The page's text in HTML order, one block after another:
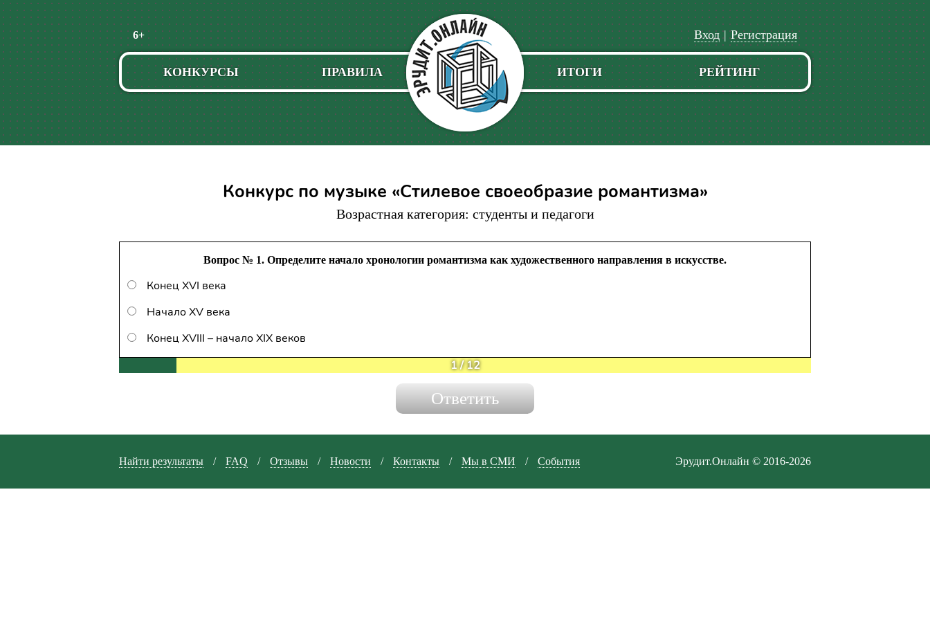
6+
Пропустить
навигацию
Регистрация
|
Вход
КОНКУРСЫ ПРАВИЛА РЕЙТИНГ
ИТОГИ
Конкурс по музыке «Стилевое своеобразие романтизма»
Возрастная категория: студенты и педагоги
Вопрос № 1. Определите начало хронологии романтизма как художественного направления в искусстве.
Конец XVI века
Начало XV века
Конец XVIII – начало XIX веков
1/12
Найти результаты / FAQ / Отзывы / Новости / Контакты / Мы в СМИ / События Эрудит.Онлайн © 2016-2026